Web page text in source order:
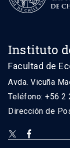
Instituto
Facultad de
Avda. Vicuña
Teléfono: +56 2
Dirección de